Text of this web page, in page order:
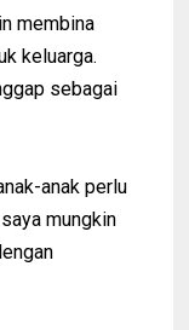
membina
keluarga.
sebagai
anak perlu
mungkin